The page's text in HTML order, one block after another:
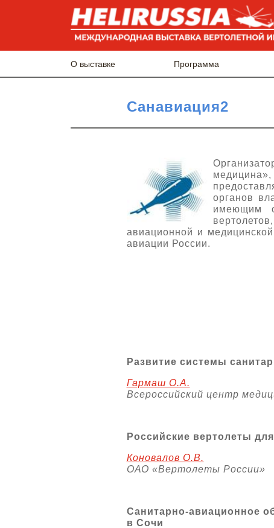
О выставке Программа
Санавиация2
органов
имеющим
авиационной и
авиации России.
Развитие системы
Гармаш О.А.
Всероссийский центр
Российские вертолеты
Коновалов О.В.
ОАО «Вертолеты России»
Санитарно-авиационное
в Сочи